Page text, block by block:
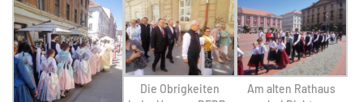
Die Obrigkeiten
Am alten Rathaus